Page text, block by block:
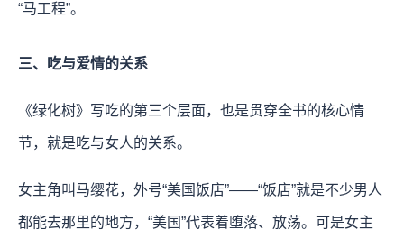
“马工程”。
三、吃与爱情的关系
《绿化树》写吃的第三个层面，也是贯穿全书的核心情
节，就是吃与女人的关系。
女主角叫马缨花，外号“美国饭店”——“饭店”就是不少男人
都能去那里的地方，“美国”代表着堕落、放荡。可是女主